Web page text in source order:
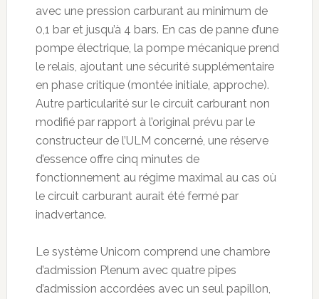
avec une pression carburant au minimum de
0,1 bar et jusqu’à 4 bars. En cas de panne d’une
pompe électrique, la pompe mécanique prend
le relais, ajoutant une sécurité supplémentaire
en phase critique (montée initiale, approche).
Autre particularité sur le circuit carburant non
modifié par rapport à l’original prévu par le
constructeur de l’ULM concerné, une réserve
d’essence offre cinq minutes de
fonctionnement au régime maximal au cas où
le circuit carburant aurait été fermé par
inadvertance.
Le système Unicorn comprend une chambre
d’admission Plenum avec quatre pipes
d’admission accordées avec un seul papillon,